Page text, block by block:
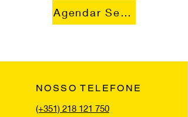
Agendar Serviço
NOSSO TELEFONE
(+351) 218 121 750